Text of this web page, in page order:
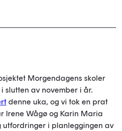
Morgendagens skoler
slutten av november i år.
denne uka, og vi tok en prat
Irene Wågø og Karin Maria
utfordringer i planleggingen av